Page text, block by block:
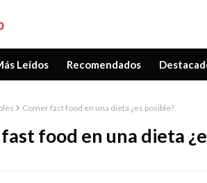
Leídos Recomendados
Comer fast food en una dieta ¿es posible?
food en una dieta